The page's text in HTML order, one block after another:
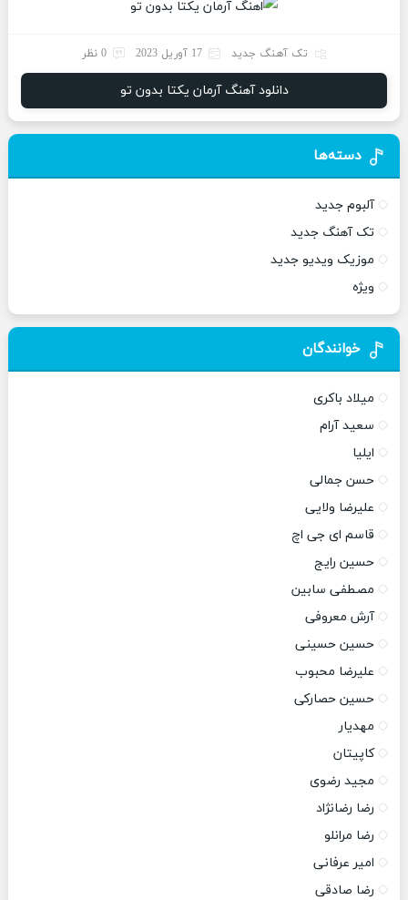
تک آهنگ جدید 17 آوریل 2023 0 نظر
دانلود آهنگ آرمان یکتا بدون تو
دسته‌ها
آلبوم جدید
تک آهنگ جدید
موزیک ویدیو جدید
ویژه
خوانندگان
میلاد باکری
سعید آرام
ایلیا
حسن جمالی
علیرضا ولایی
قاسم ای جی اچ
حسین رایج
مصطفی سابین
آرش معروفی
حسین حسینی
علیرضا محبوب
حسین حصارکی
مهدیار
کاپیتان
مجید رضوی
رضا رضانژاد
رضا مرانلو
امیر عرفانی
رضا صادقی